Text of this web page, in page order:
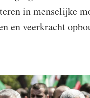
in menselijke
en veerkracht